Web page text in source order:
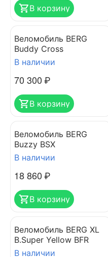
В корзину
Веломобиль BERG
Buddy Cross
В наличии
70 300₽
В корзину
Веломобиль BERG
Buzzy BSX
В наличии
18 860₽
В корзину
Веломобиль BERG XL
B.Super Yellow BFR
В наличии